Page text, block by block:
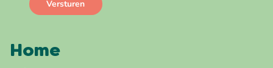
Home